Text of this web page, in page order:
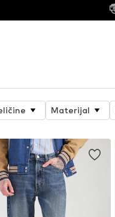
Materijal